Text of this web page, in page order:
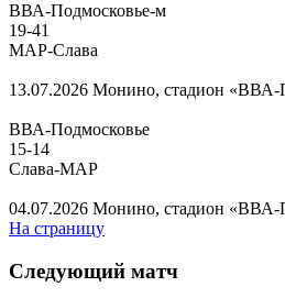
ВВА-Подмосковье-м
19-41
МАР-Слава
13.07.2026 Монино, стадион «ВВА-
ВВА-Подмосковье
15-14
Слава-МАР
04.07.2026 Монино, стадион «ВВА-
На страницу
Следующий матч